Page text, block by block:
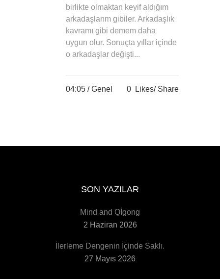
birlikte olmaktan keyif aldığım
arkadaşlarım gibiler. Arkadaşlık
kavramı gibi demem daha
uygun olur. Sonuçta yıllar içinde
o arkadaşlar değişti...
04:05 /Genel 0 Likes Share
SON YAZILAR
Mind and Qİgong
2 Haziran 2026
İlerleme Dengenin İçinde Saklı.
27 Mayıs 2026